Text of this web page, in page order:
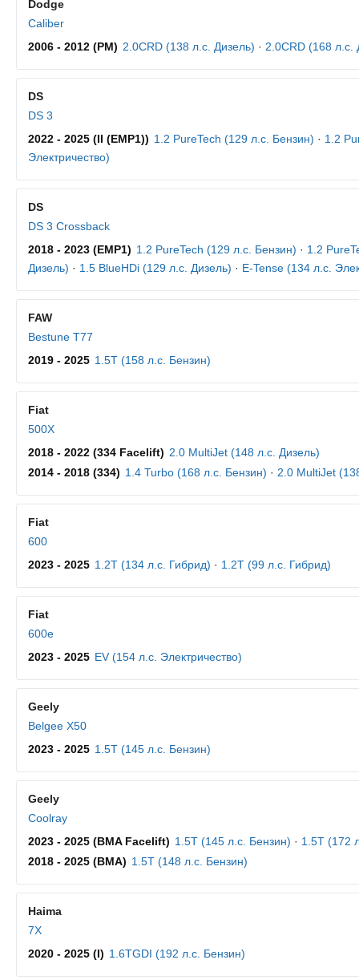
Dodge
Caliber
2006 - 2012 (PM) 2.0CRD (138 л.с. Дизель) · 2.0CRD (168 л.с.
DS
DS 3
2022 - 2025 (II (EMP1)) 1.2 PureTech (129 л.с. Бензин) · 1.2
Электричество)
DS
DS 3 Crossback
2018 - 2023 (EMP1) 1.2 PureTech (129 л.с. Бензин) · 1.2
Дизель) · 1.5 BlueHDi (129 л.с. Дизель) · E-Tense (134 л.с.
FAW
Bestune T77
2019 - 2025 1.5T (158 л.с. Бензин)
Fiat
500X
2018 - 2022 (334 Facelift) 2.0 MultiJet (148 л.с. Дизель)
2014 - 2018 (334) 1.4 Turbo (168 л.с. Бензин) · 2.0 MultiJet
Fiat
600
2023 - 2025 1.2T (134 л.с. Гибрид) · 1.2T (99 л.с. Гибрид)
Fiat
600e
2023 - 2025 EV (154 л.с. Электричество)
Geely
Belgee X50
2023 - 2025 1.5T (145 л.с. Бензин)
Geely
Coolray
2023 - 2025 (BMA Facelift) 1.5T (145 л.с. Бензин) · 1.5T (172
2018 - 2025 (BMA) 1.5T (148 л.с. Бензин)
Haima
7X
2020 - 2025 (I) 1.6TGDI (192 л.с. Бензин)